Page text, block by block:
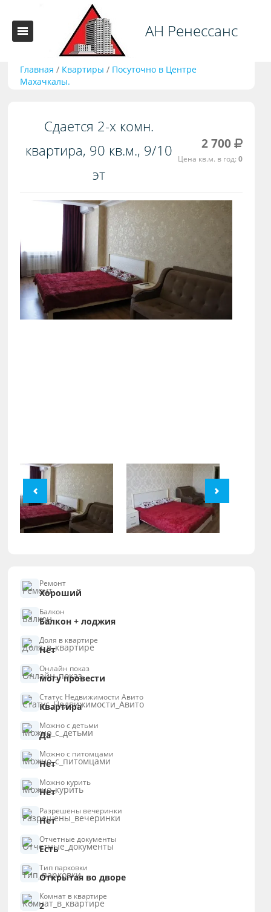
АН Ренессанс
Главная / Квартиры / Посуточно в Центре
Махачкалы.
Сдается 2-х комн.
квартира, 90 кв.м., 9/10
эт
2 700
Цена кв.м. в год:0
Ремонт
Хороший
Балкон
Балкон + лоджия
Доля в квартире
Нет
Онлайн показ
могу провести
Статус Недвижимости Авито
Квартира
Можно с детьми
Да
Можно с питомцами
Нет
Можно курить
Нет
Разрешены вечеринки
Нет
Отчетные документы
Есть
Тип парковки
Открытая во дворе
Комнат в квартире
2